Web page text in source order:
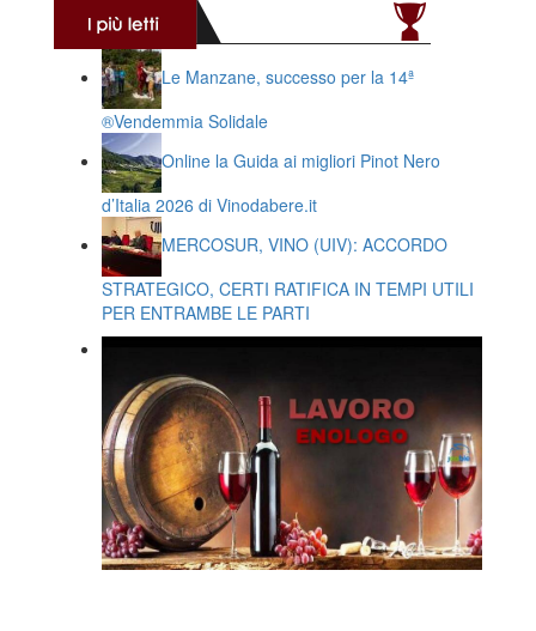
Le Manzane, successo per la 14ª
®️Vendemmia Solidale
Online la Guida ai migliori Pinot Nero
d’Italia 2026 di Vinodabere.it
MERCOSUR, VINO (UIV): ACCORDO
STRATEGICO, CERTI RATIFICA IN TEMPI UTILI
PER ENTRAMBE LE PARTI